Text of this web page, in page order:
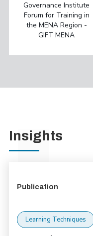
Governance Institute
Forum for Training in
the MENA Region -
GIFT MENA
Insights
Publication
Learning Techniques